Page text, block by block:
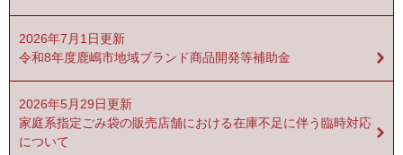
2026年7月1日更新
令和8年度鹿嶋市地域ブランド商品開発等補助金
2026年5月29日更新
家庭系指定ごみ袋の販売店舗における在庫不足に伴う臨時対応
について